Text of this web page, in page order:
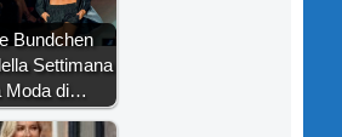
Bundchen
Settimana
Moda di…